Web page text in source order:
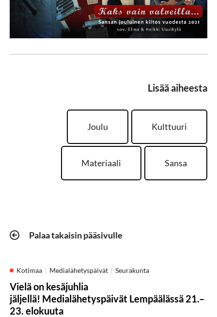
Lisää aiheesta
Joulu Kulttuuri
Materiaali Sansa
Palaa takaisin pääsivulle
Kotimaa Medialähetyspäivät Seurakunta
Vielä on kesäjuhlia
jäljellä! Medialähetyspäivät Lempäälässä 21.–
23. elokuuta